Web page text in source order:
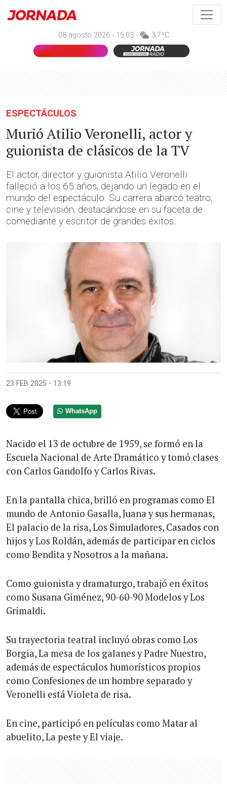
08 agosto 2026 - 15:03 - 3,7ºC
ESPECTÁCULOS
Murió Atilio Veronelli, actor y
guionista de clásicos de la TV
El actor, director y guionista Atilio Veronelli
falleció a los 65 años, dejando un legado en el
mundo del espectáculo. Su carrera abarcó teatro,
cine y televisión, destacándose en su faceta de
comediante y escritor de grandes éxitos.
23 FEB 2025 - 13:19
WhatsApp
Nacido el 13 de octubre de 1959, se formó en la
Escuela Nacional de Arte Dramático y tomó clases
con Carlos Gandolfo y Carlos Rivas.
En la pantalla chica, brilló en programas como El
mundo de Antonio Gasalla, Juana y sus hermanas,
El palacio de la risa, Los Simuladores, Casados con
hijos y Los Roldán, además de participar en ciclos
como Bendita y Nosotros a la mañana.
Como guionista y dramaturgo, trabajó en éxitos
como Susana Giménez, 90-60-90 Modelos y Los
Grimaldi.
Su trayectoria teatral incluyó obras como Los
Borgia, La mesa de los galanes y Padre Nuestro,
además de espectáculos humorísticos propios
como Confesiones de un hombre separado y
Veronelli está Violeta de risa.
En cine, participó en películas como Matar al
abuelito, La peste y El viaje.